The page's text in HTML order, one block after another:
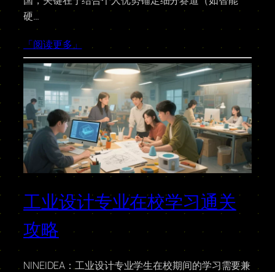
硬…
「阅读更多」
工业设计专业在校学习通关
攻略
NINEIDEA：工业设计专业学生在校期间的学习需要兼